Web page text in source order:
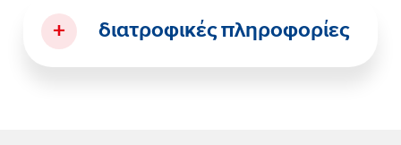
+ διατροφικές πληροφορίες